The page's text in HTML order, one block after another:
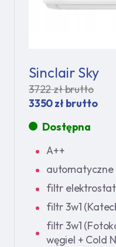
Sinclair Sky
3722 zł brutto
3350 zł brutto
Dostępna
A++
automatyczne
filtr
filtr 3w1
filtr 3w1
węgiel + Cold